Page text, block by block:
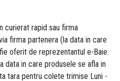
curierat rapid sau firma
firma partenera (la data in care
oferit de reprezentantul e-Baie.
data in care produsele se afla in
tara pentru colete trimise Luni -